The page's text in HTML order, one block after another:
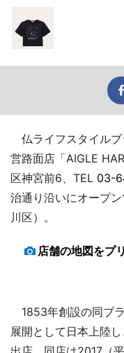
仏ライフスタイルブ
営路面店「AIGLE
区神宮前6、TEL 03-
治通り沿いにオープ
川区）。
店舗の地図をプ
1853年創設の同ブ
展開として日本上陸